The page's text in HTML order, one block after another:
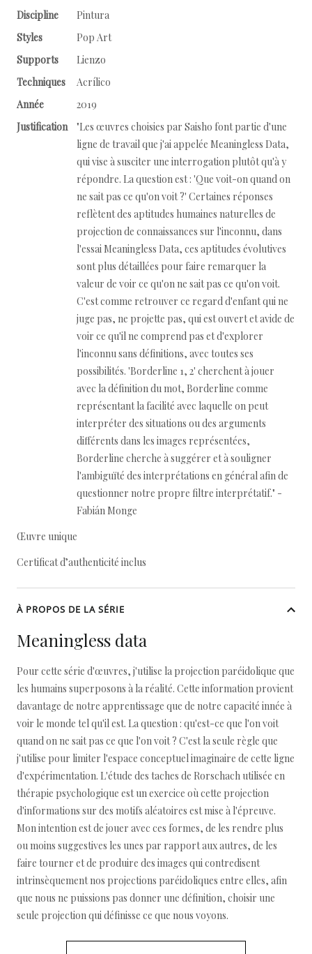
Discipline
Pintura
Styles
Pop Art
Supports
Lienzo
Techniques
Acrílico
Année
2019
Justification
"Les œuvres choisies par Saisho font partie d'une
ligne de travail que j'ai appelée Meaningless Data,
qui vise à susciter une interrogation plutôt qu'à y
répondre. La question est : 'Que voit-on quand on
ne sait pas ce qu'on voit ?' Certaines réponses
reflètent des aptitudes humaines naturelles de
projection de connaissances sur l'inconnu, dans
l'essai Meaningless Data, ces aptitudes évolutives
sont plus détaillées pour faire remarquer la
valeur de voir ce qu'on ne sait pas ce qu'on voit.
C'est comme retrouver ce regard d'enfant qui ne
juge pas, ne projette pas, qui est ouvert et avide de
voir ce qu'il ne comprend pas et d'explorer
l'inconnu sans définitions, avec toutes ses
possibilités. 'Borderline 1, 2' cherchent à jouer
avec la définition du mot, Borderline comme
représentant la facilité avec laquelle on peut
interpréter des situations ou des arguments
différents dans les images représentées,
Borderline cherche à suggérer et à souligner
l'ambiguïté des interprétations en général afin de
questionner notre propre filtre interprétatif." -
Fabián Monge
Œuvre unique
Certificat d’authenticité inclus
À PROPOS DE LA SÉRIE
Meaningless data
Pour cette série d'œuvres, j'utilise la projection paréidolique que
les humains superposons à la réalité. Cette information provient
davantage de notre apprentissage que de notre capacité innée à
voir le monde tel qu'il est. La question : qu'est-ce que l'on voit
quand on ne sait pas ce que l'on voit ? C'est la seule règle que
j'utilise pour limiter l'espace conceptuel imaginaire de cette ligne
d'expérimentation. L'étude des taches de Rorschach utilisée en
thérapie psychologique est un exercice où cette projection
d'informations sur des motifs aléatoires est mise à l'épreuve.
Mon intention est de jouer avec ces formes, de les rendre plus
ou moins suggestives les unes par rapport aux autres, de les
faire tourner et de produire des images qui contredisent
intrinsèquement nos projections paréidoliques entre elles, afin
que nous ne puissions pas donner une définition, choisir une
seule projection qui définisse ce que nous voyons.